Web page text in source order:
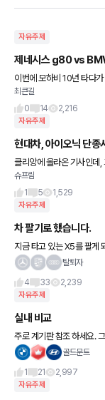
자유주제
제네시
이번에 모하비 10년 타다가 팔고 바꾸려고하는
해야할까요? 애가 둘이라 530은 뒷자리때문에 안되겠더라구요.. 아 진짜 뭘 사야 덜 후회
할까요 둘
최큰길
0
14 2,216
자유주제
현대차, 아이오닉 단종
클리앙에 올라온 기사인데,
네요. 아마도 아반떼 하이브
슈프림
1
5 1,529
자유주제
차 팔기로 했습니다.
지금 타고 있는 X5를 팔게 되었어요. 회사를 이직 하게 되었는데
이라 2부제는 시행하지 않지만 수입차 타고 다니기에 굉장히 엄숙한 분위기라.. 그래서 펠
탈퇴자
4
33 2,239
자유주제
실내 비교
주로 계기판 참조 하세요. 그랜저 알테온 아우디 a6 BMW 5 시리즈
골드문트
1
21 2,997
자유주제